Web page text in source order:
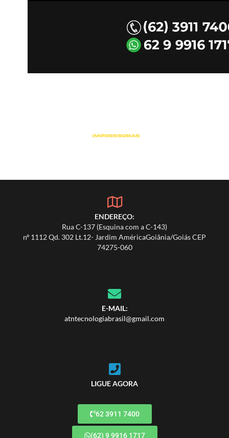
ENDEREÇO:
Rua C-137 (Esquina com a C-143)
nº 1112 Qd. 302 Lt.12- Jardim AméricaGoiânia/Goiás CEP
74275-060
E-MAIL:
atntecnologiabrasil@gmail.com
LIGUE AGORA
62 3911 7400
(62) 9 9916 1717